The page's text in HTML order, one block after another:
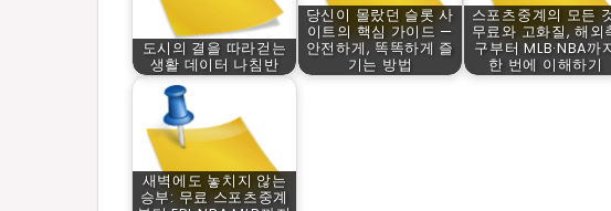
도시의 결을 따라걷는
생활 데이터 나침반
당신이 몰랐던 슬롯 사
이트의 핵심 가이드 —
안전하게, 똑똑하게 즐
기는 방법
스포츠중계의 모든
무료와 고화질, 해외
구부터 MLB·NBA까
한 번에 이해하기
새벽에도 놓치지 않는
승부: 무료 스포츠중계